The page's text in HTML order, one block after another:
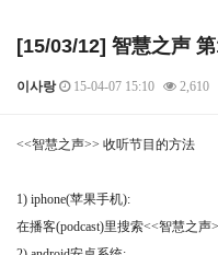
[15/03/12] 智慧之声
이사랑 15-04-07 15:10 2,610
본문
<<智慧之声>> 收听节目的方法
1) iphone(苹果手机):
在播客(podcast)里搜索<<智慧之声